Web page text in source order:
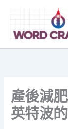
產後減
英特波